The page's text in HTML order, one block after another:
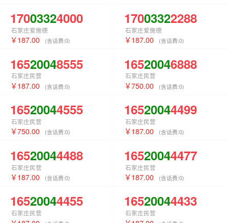
17003324000
石家庄爱施德
187.00 (含话费:0)
17003322288
石家庄爱施德
187.00 (含话费:0)
16520048555
石家庄民营
187.00 (含话费:0)
16520046888
石家庄民营
750.00 (含话费:0)
16520044555
石家庄民营
750.00 (含话费:0)
16520044499
石家庄民营
187.00 (含话费:0)
16520044488
石家庄民营
187.00 (含话费:0)
16520044477
石家庄民营
187.00 (含话费:0)
16520044455
石家庄民营
16520044433
石家庄民营